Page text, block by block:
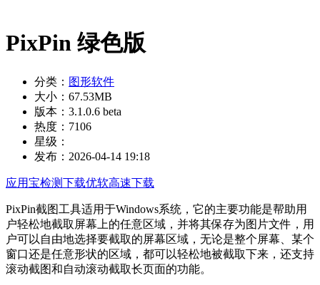
PixPin 绿色版
分类： 图形软件
大小： 67.53MB
版本： 3.1.0.6 beta
热度： 7106
星级：
发布： 2026-04-14 19:18
应用宝检测下载优软高速下载
PixPin截图工具适用于Windows系统，它的主要功能是帮助用
户轻松地截取屏幕上的任意区域，并将其保存为图片文件，用
户可以自由地选择要截取的屏幕区域，无论是整个屏幕、某个
窗口还是任意形状的区域，都可以轻松地被截取下来，还支持
滚动截图和自动滚动截取长页面的功能。